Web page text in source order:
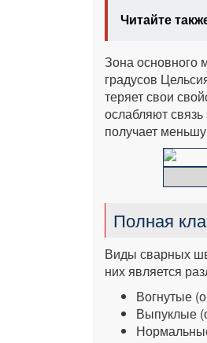
Читайте
Зона основного
градусов
теряет свои
ослабляют
получает
Полная
Виды сварных
них является
Вогнутые
Выпуклые